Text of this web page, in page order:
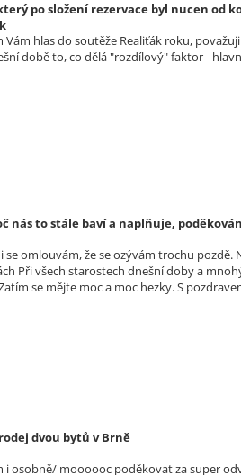
po složení rezervace byl nucen od
Vám hlas do soutěže Realiťák roku,
době to, co dělá "rozdílový" faktor -
nás to stále baví a naplňuje,
se omlouvám, že se ozývám trochu
Při všech starostech dnešní doby a
se mějte moc a moc hezky. S
dvou bytů v Brně
osobně/ moooooc poděkovat za super